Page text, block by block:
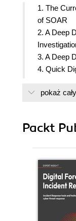
1. The
of SOAR
2. A Deep
3. A Deep
4. Quick
6.
9.
pokaż
Packt